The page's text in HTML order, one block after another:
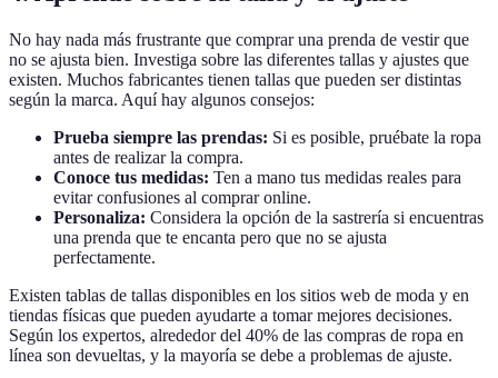
No hay nada más frustrante que comprar una prenda de vestir que
no se ajusta bien. Investiga sobre las diferentes tallas y ajustes que
existen. Muchos fabricantes tienen tallas que pueden ser distintas
según la marca. Aquí hay algunos consejos:
Prueba siempre las prendas: Si es posible, pruébate la ropa
antes de realizar la compra.
Conoce tus medidas: Ten a mano tus medidas reales para
evitar confusiones al comprar online.
Personaliza: Considera la opción de la sastrería si encuentras
una prenda que te encanta pero que no se ajusta
perfectamente.
Existen tablas de tallas disponibles en los sitios web de moda y en
tiendas físicas que pueden ayudarte a tomar mejores decisiones.
Según los expertos, alrededor del 40% de las compras de ropa en
línea son devueltas, y la mayoría se debe a problemas de ajuste.